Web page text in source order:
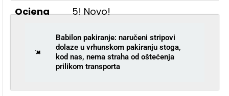
Ocjena
5! Novo!
Babilon pakiranje: naručeni stripovi
dolaze u vrhunskom pakiranju stoga,
kod nas, nema straha od oštećenja
prilikom transporta